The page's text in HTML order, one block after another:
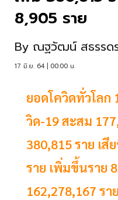
8,905 ราย
By ณฐวัฒน์ สธรรด
17 มิ.ย. 64 | 00:00 น.
ยอดโควิดทั่วโลก
วิด-19 สะสม
380,815 ราย เ
ราย เพิ่มขึ้นราย
162,278,167 ร